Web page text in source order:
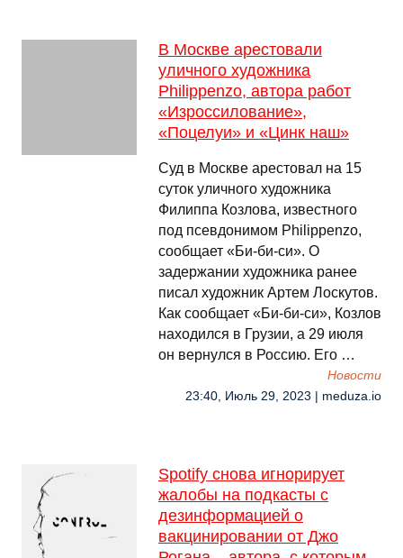
В Москве арестовали
уличного художника
Philippenzo, автора работ
«Изроссилование»,
«Поцелуи» и «Цинк наш»
Суд в Москве арестовал на 15
суток уличного художника
Филиппа Козлова, известного
под псевдонимом Philippenzo,
сообщает «Би-би-си». О
задержании художника ранее
писал художник Артем Лоскутов.
Как сообщает «Би-би-си», Козлов
находился в Грузии, а 29 июля
он вернулся в Россию. Его …
Новости
23:40, Июль 29, 2023 | meduza.io
Spotify снова игнорирует
жалобы на подкасты с
дезинформацией о
вакцинировании от Джо